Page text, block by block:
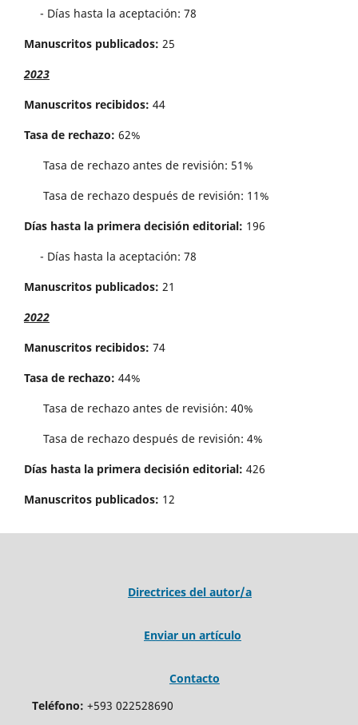
- Días hasta la aceptación: 78
Manuscritos publicados: 25
2023
Manuscritos recibidos: 44
Tasa de rechazo: 62%
Tasa de rechazo antes de revisi´on: 51%
Tasa de rechazo después de revisión: 11%
Días hasta la primera decisión editorial: 196
- Días hasta la aceptación: 78
Manuscritos publicados: 21
2022
Manuscritos recibidos: 74
Tasa de rechazo: 44%
Tasa de rechazo antes de revisi´on: 40%
Tasa de rechazo después de revisión: 4%
Días hasta la primera decisión editorial: 426
Manuscritos publicados: 12
Directrices del autor/a
Enviar un artículo
Contacto
Teléfono: +593 022528690